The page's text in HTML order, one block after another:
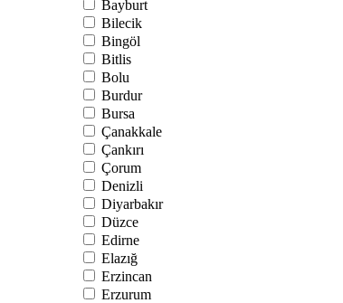
Bayburt
Bilecik
Bingöl
Bitlis
Bolu
Burdur
Bursa
Çanakkale
Çankırı
Çorum
Denizli
Diyarbakır
Düzce
Edirne
Elazığ
Erzincan
Erzurum